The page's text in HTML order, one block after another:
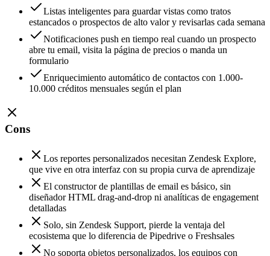
Listas inteligentes para guardar vistas como tratos
estancados o prospectos de alto valor y revisarlas cada semana
Notificaciones push en tiempo real cuando un prospecto
abre tu email, visita la página de precios o manda un
formulario
Enriquecimiento automático de contactos con 1.000-
10.000 créditos mensuales según el plan
Cons
Los reportes personalizados necesitan Zendesk Explore,
que vive en otra interfaz con su propia curva de aprendizaje
El constructor de plantillas de email es básico, sin
diseñador HTML drag-and-drop ni analíticas de engagement
detalladas
Solo, sin Zendesk Support, pierde la ventaja del
ecosistema que lo diferencia de Pipedrive o Freshsales
No soporta objetos personalizados, los equipos con